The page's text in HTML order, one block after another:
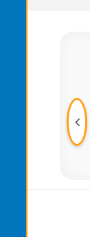
strettissimi,